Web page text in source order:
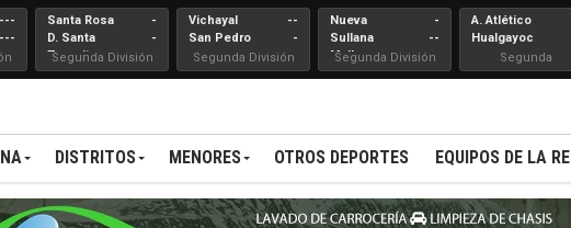
---
---
Santa Rosa
D. Santa
Teresita
-
-
Segunda División
Vichayal
San Pedro
--
-
Segunda División
Nueva
Sullana
Mallares
-
--
Segunda División
A. Atlético
Hualgayoc
Segunda
Profesional
DISTRITOS MENORES OTROS DEPORTES EQUIPOS DE LA